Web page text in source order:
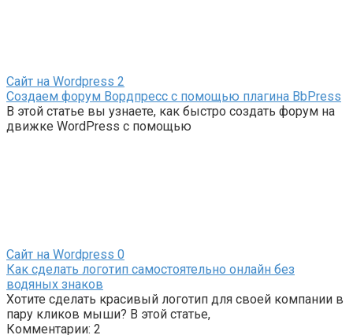
Сайт на Wordpress 2
Создаем форум Вордпресс с помощью плагина BbPress
В этой статье вы узнаете, как быстро создать форум на
движке WordPress с помощью
Сайт на Wordpress 0
Как сделать логотип самостоятельно онлайн без
водяных знаков
Хотите сделать красивый логотип для своей компании в
пару кликов мыши? В этой статье,
Комментарии: 2